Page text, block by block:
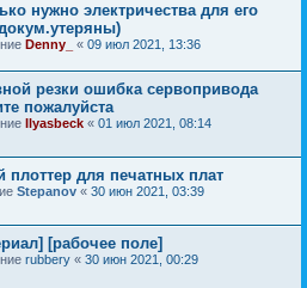
нужно электричества для его
Denny_ « 09 июл 2021, 13:36
резки ошибка сервопривода
пожалуйста
Ilyasbeck « 01 июл 2021, 08:14
плоттер для печатных плат
Stepanov « 30 июн 2021, 03:39
[рабочее поле]
rubbery « 30 июн 2021, 00:29